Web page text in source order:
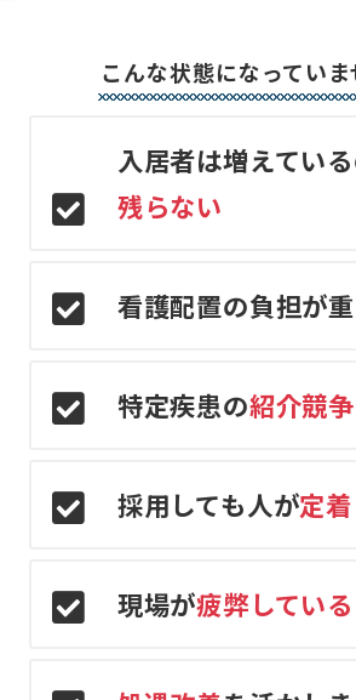
こんな状態になっていま
入居者は増えてい
残らない
看護配置の負担が
特定疾患の紹介競
採用しても人が定
現場が疲弊している